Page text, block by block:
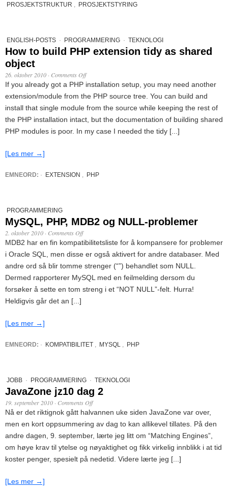
PROSJEKTSTRUKTUR
PROSJEKTSTYRING
ENGLISH-POSTS · PROGRAMMERING · TEKNOLOGI
How to build PHP extension tidy as shared
object
26. oktober 2010 · Comments Off
If you already got a PHP installation setup, you may need another
extension/module from the PHP source tree. You can build and
install that single module from the source while keeping the rest of
the PHP installation intact, but the documentation of building shared
PHP modules is poor. In my case I needed the tidy [...]
[Les mer →]
EMNEORD: · EXTENSION PHP
PROGRAMMERING
MySQL, PHP, MDB2 og NULL-problemer
2. oktober 2010 · Comments Off
MDB2 har en fin kompatibilitetsliste for å kompansere for problemer
i Oracle SQL, men disse er også aktivert for andre databaser. Med
andre ord så blir tomme strenger (“”) behandlet som NULL.
Dermed rapporterer MySQL med en feilmelding dersom du
forsøker å sette en tom streng i et “NOT NULL”-felt. Hurra!
Heldigvis går det an [...]
[Les mer →]
EMNEORD: · KOMPATIBILITET MYSQL PHP
JOBB · PROGRAMMERING · TEKNOLOGI
JavaZone jz10 dag 2
19. september 2010 · Comments Off
Nå er det riktignok gått halvannen uke siden JavaZone var over,
men en kort oppsummering av dag to kan allikevel tillates. På den
andre dagen, 9. september, lærte jeg litt om “Matching Engines”,
om høye krav til ytelse og nøyaktighet og fikk virkelig innblikk i at tid
koster penger, spesielt på nedetid. Videre lærte jeg [...]
[Les mer →]